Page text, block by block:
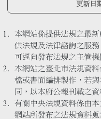
更新日
本網站係提供法規之最
供法規及法律諮詢之服
可逕向發布法規之主管機
本網站之臺北市法規資
檔或書面編排製作，若
同，以本府公報刊載之資
有關中央法規資料係由
網站所發布之法規資料